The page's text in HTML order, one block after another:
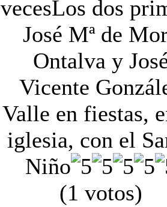
vecesLos dos
José Mª de
Ontalva y
Vicente
Valle en fiestas,
iglesia, con el
Niño
(1 votos)